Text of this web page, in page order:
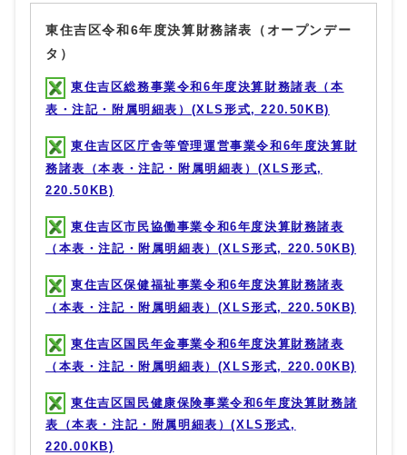
東住吉区令和6年度決算財務諸表（オープンデー
タ）
東住吉区総務事業令和6年度決算財務諸表（本
表・注記・附属明細表）(XLS形式, 220.50KB)
東住吉区区庁舎等管理運営事業令和6年度決算財
務諸表（本表・注記・附属明細表）(XLS形式,
220.50KB)
東住吉区市民協働事業令和6年度決算財務諸表
（本表・注記・附属明細表）(XLS形式, 220.50KB)
東住吉区保健福祉事業令和6年度決算財務諸表
（本表・注記・附属明細表）(XLS形式, 220.50KB)
東住吉区国民年金事業令和6年度決算財務諸表
（本表・注記・附属明細表）(XLS形式, 220.00KB)
東住吉区国民健康保険事業令和6年度決算財務諸
表（本表・注記・附属明細表）(XLS形式,
220.00KB)